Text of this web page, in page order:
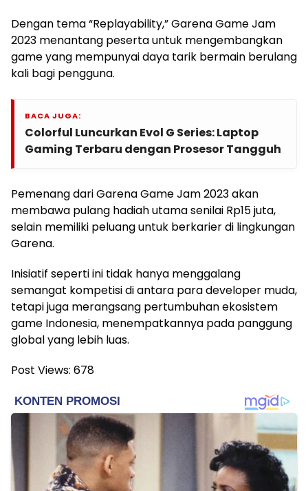
Dengan tema “Replayability,” Garena Game Jam
2023 menantang peserta untuk mengembangkan
game yang mempunyai daya tarik bermain berulang
kali bagi pengguna.
BACA JUGA:
Colorful Luncurkan Evol G Series: Laptop
Gaming Terbaru dengan Prosesor Tangguh
Pemenang dari Garena Game Jam 2023 akan
membawa pulang hadiah utama senilai Rp15 juta,
selain memiliki peluang untuk berkarier di lingkungan
Garena.
Inisiatif seperti ini tidak hanya menggalang
semangat kompetisi di antara para developer muda,
tetapi juga merangsang pertumbuhan ekosistem
game Indonesia, menempatkannya pada panggung
global yang lebih luas.
Post Views: 678